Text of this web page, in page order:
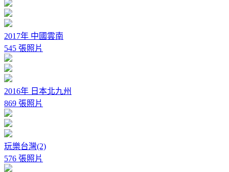
2017年 中國雲南
545 張照片
2016年 日本北九州
869 張照片
玩樂台灣(2)
576 張照片